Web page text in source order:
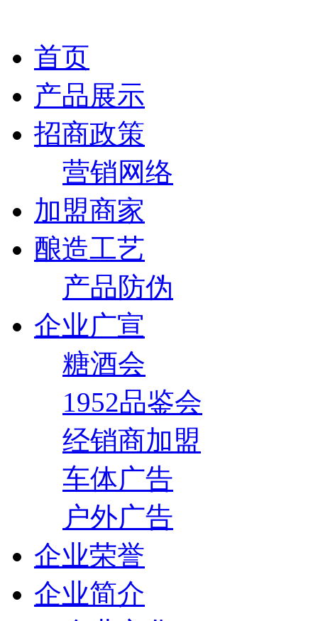
首页
产品展示
招商政策
营销网络
加盟商家
酿造工艺
产品防伪
企业广宣
糖酒会
1952品鉴会
经销商加盟
车体广告
户外广告
企业荣誉
企业简介